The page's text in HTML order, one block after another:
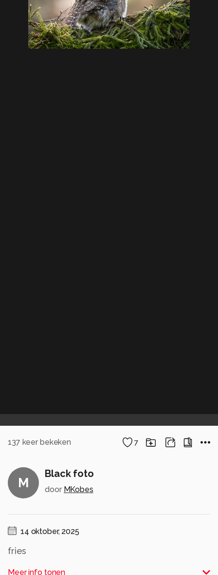
137 keer bekeken 7
M
Black foto
door MKobes
14 oktober, 2025
fries
Alle rechten voorbehouden
Meer info tonen